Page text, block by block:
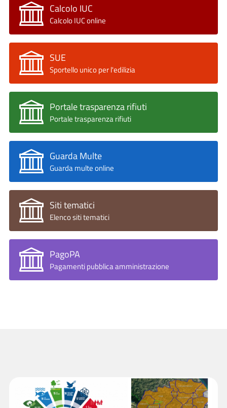
Calcolo IUC
Calcolo IUC online
SUE
Sportello unico per l'edilizia
Portale trasparenza rifiuti
Portale trasparenza rifiuti
Guarda Multe
Guarda multe online
Siti tematici
Elenco siti tematici
PagoPA
Pagamenti pubblica amministrazione